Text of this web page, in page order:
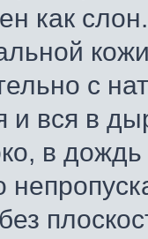
как
с
и вся в
в